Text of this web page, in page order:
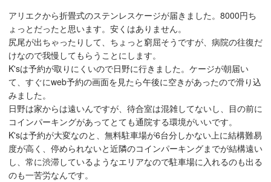
アリエクから折畳式のステンレスケージが届きました。8000円ち
ょっとだったと思います。安くはありません。
尻尾が出ちゃったりして、ちょっと窮屈そうですが、病院の往復だ
けなので我慢してもらうことにします。
K'sは予約が取りにくいので日野に行きました。ケージが朝届い
て、すぐにweb予約の画面を見たら午後に空きがあったので滑り込
みました。
日野は家からは遠いんですが、待合室は混雑してないし、目の前に
コインパーキングがあってとても通院する環境がいいです。
K'sは予約が大変なのと、無料駐車場が6台分しかない上に結構難易
度が高く、停められないと近隣のコインパーキングまでが結構遠い
し、常に渋滞しているようなエリアなので駐車場に入れるのも出る
のも一苦労なんです。